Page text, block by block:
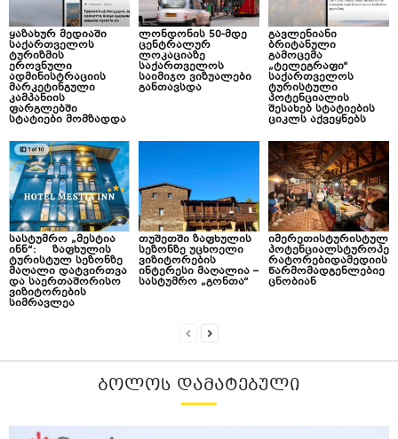
ყაზახურ მედიაში
საქართველოს
ტურიზმის
ეროვნული
ადმინისტრაციის
მარკეტინგული
კამპანიის
ფარგლებში
სტატიები მომზადდა
ლონდონის 50-მდე
ცენტრალურ
ლოკაციაზე
საქართველოს
საიმიჯო ვიზუალები
განთავსდა
გავლენიანი
ბრიტანული
გამოცემა
„ტელეგრაფი“
საქართველოს
ტურისტული
პოტენციალის
შესახებ სტატიების
ციკლს აქვეყნებს
სასტუმრო „მესტია
ინნ“: ზაფხულის
ტურისტულ სეზონზე
მაღალი დატვირთვა
და საერთაშორისო
ვიზიტორების
სიმრავლეა
თუშეთში ზაფხულის
სეზონზე უცხოელი
ვიზიტორების
ინტერესი მაღალია –
სასტუმრო „გონთა“
იმერეთისტურისტულ
პოტენციალსტუროპე
რატორებიდამედიის
წარმომადგენლებიე
ცნობიან
ᲑᲝᲚᲝᲡ ᲓᲐᲛᲐᲢᲔᲑᲣᲚᲘ